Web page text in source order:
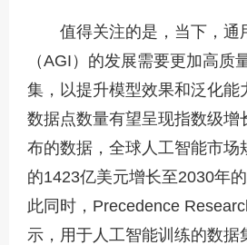
值得关注的是，当下，通
（AGI）的发展需要更加高质
集，以提升模型效果和泛化能
数据点数量有望呈现指数级增
布的数据，全球人工智能市场
的1423亿美元增长至2030年
此同时，Precedence
示，用于人工智能训练的数据